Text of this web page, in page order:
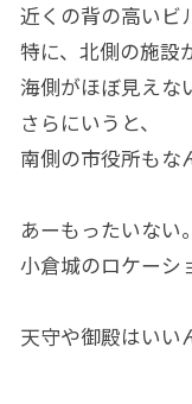
近くの背の高いビ
特に、北側の施設
海側がほぼ見えな
さらにいうと、
南側の市役所もな
あーもったいない。
小倉城のロケーシ
天守や御殿はいい